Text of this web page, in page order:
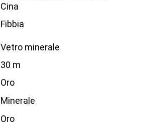
Cina
Fibbia
Vetro minerale
30 m
Oro
Minerale
Oro